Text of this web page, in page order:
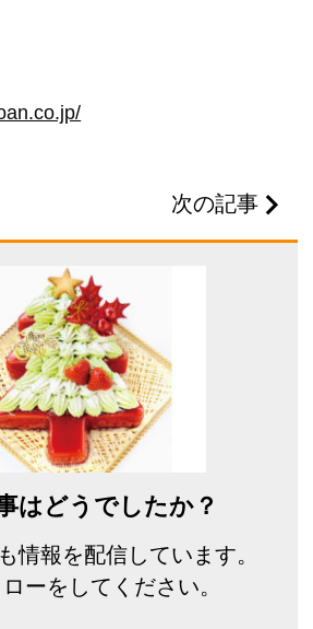
次の記事
はどうでしたか？
情報を配信しています。
ーをしてください。